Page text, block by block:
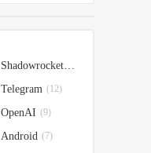
Shadowrocket
Telegram (12)
OpenAI (9)
Android (7)